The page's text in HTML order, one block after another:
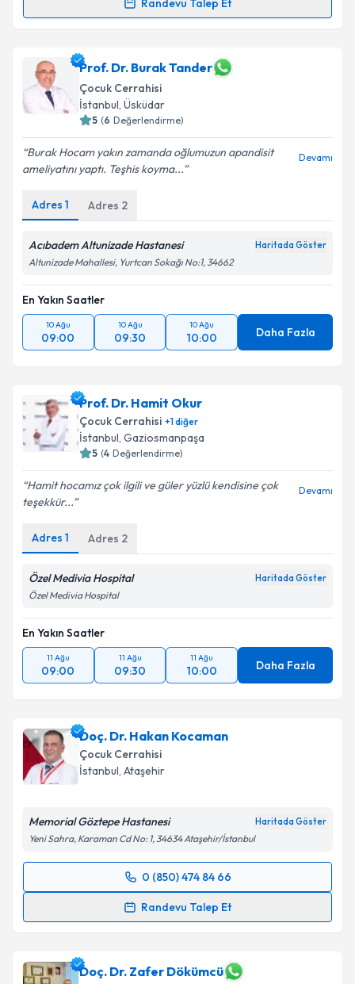
Randevu Talep Et
almanız için bir takvim hazırlandığında e-posta ile
bilgilendireceğiz.
E-posta Adresiniz
Metni'ni okudum ve kişisel verilerimin belirtilen
kapsamda işlenmesini kabul ediyorum.
Takvim Talebini Gönder
Prof. Dr. Burak Tander
Çocuk Cerrahisi
İstanbul, Üsküdar
5 (6 Değerlendirme)
Burak Hocam yakın zamanda oğlumuzun apandisit
ameliyatını yaptı. Teşhis koyma...
Devamı
Adres 1 Adres 2
Acıbadem Altunizade Hastanesi Haritada Göster
Altunizade Mahallesi, Yurtcan Sokağı No:1, 34662
En Yakın Saatler
10 Ağu
09:00
10 Ağu
09:30
10 Ağu
10:00 Daha Fazla
Prof. Dr. Hamit Okur
Çocuk Cerrahisi +1diğer
İstanbul, Gaziosmanpaşa
5 (4 Değerlendirme)
Hamit hocamız çok ilgili ve güler yüzlü kendisine çok
teşekkür...
Devamı
Adres 1 Adres 2
Özel Medivia Hospital Haritada Göster
Özel Medivia Hospital
En Yakın Saatler
11 Ağu
09:00
11 Ağu
09:30
11 Ağu
10:00 Daha Fazla
Doç. Dr. Hakan Kocaman
Çocuk Cerrahisi
İstanbul, Ataşehir
Memorial Göztepe Hastanesi Haritada Göster
Yeni Sahra, Karaman Cd No: 1, 34634 Ataşehir/İstanbul
0 (850) 474 84 66
Randevu Talep Et
Randevu Takvimi Talebi
takvim hazırlandığında e-posta ile bilgilendireceğiz.
Doç. Dr. Zafer Dökümcü